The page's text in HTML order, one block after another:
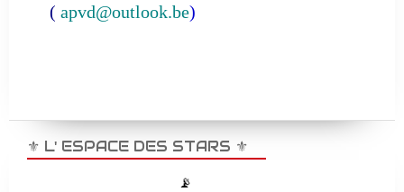
( apvd@outlook.be)
⚜️ L' ESPACE DES STARS ⚜️
📡